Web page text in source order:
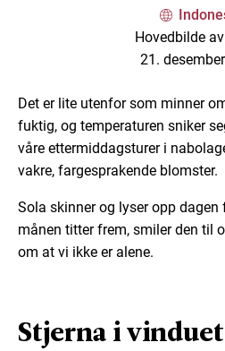
Hovedbilde av
21.
Det er lite utenfor som minner
fuktig, og temperaturen sniker
våre ettermiddagsturer i
vakre, fargesprakende blomster.
Sola skinner og lyser opp
månen titter frem, smiler den til
om at vi ikke er alene.
Stjerna i vinduet